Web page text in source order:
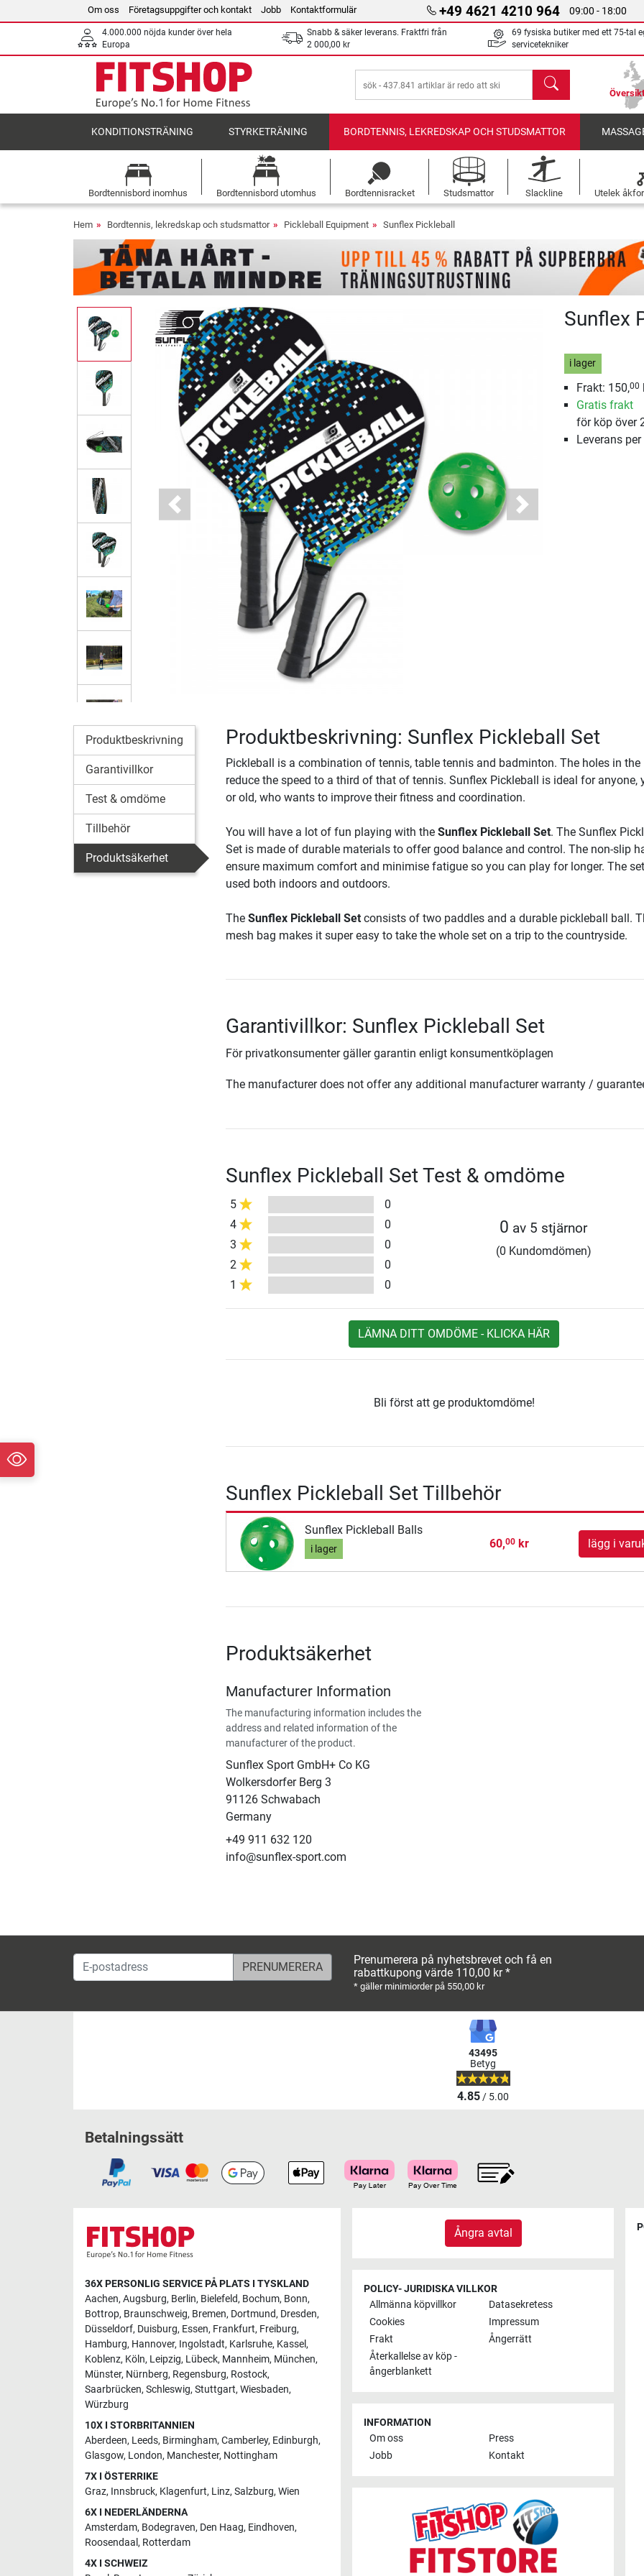
Om oss Företagsuppgifter och kontakt Jobb Kontaktformulär +49 4621 4210 964 09:00 - 18:00
4.000.000 nöjda kunder över hela
Europa
Snabb & säker leverans. Fraktfri från
2 000,00 kr
69 fysiska butiker med ett 75-tal
servicetekniker
sök
KONDITIONSTRÄNING STYRKETRÄNING BORDTENNIS, LEKREDSKAP OCH STUDSMATTOR
Bordtennisbord inomhus Bordtennisbord utomhus Bordtennisracket Studsmattor Slackline Utelek
Hem Bordtennis, lekredskap och studsmattor Pickleball Equipment Sunflex Pickleball
Previous Next
Sunflex
i lager
Frakt: 150,00
Gratis frakt
för köp över
Leverans per
Produktbeskrivning
Garantivillkor
Test & omdöme
Tillbehör
Produktsäkerhet
Produktbeskrivning: Sunflex Pickleball Set
Pickleball is a combination of tennis, table tennis and badminton. The holes in the
reduce the speed to a third of that of tennis. Sunflex Pickleball is ideal for anyone,
or old, who wants to improve their fitness and coordination.
You will have a lot of fun playing with the Sunflex Pickleball Set. The Sunflex
Set is made of durable materials to offer good balance and control. The non-slip
ensure maximum comfort and minimise fatigue so you can play for longer. The
used both indoors and outdoors.
The Sunflex Pickleball Setconsists of two paddles and a durable pickleball ball.
mesh bag makes it super easy to take the whole set on a trip to the countryside.
Garantivillkor: Sunflex Pickleball Set
För privatkonsumenter gäller garantin enligt konsumentköplagen
The manufacturer does not offer any additional manufacturer warranty /
Sunflex Pickleball Set Test & omdöme
5
0
4
0
3
0
2
0
1
0
0 av 5 stjärnor
(0 Kundomdömen)
LÄMNA DITT OMDÖME - KLICKA HÄR
Bli först att ge produktomdöme!
Sunflex Pickleball Set Tillbehör
Sunflex Pickleball Balls
i lager 60,00kr lägg i
Produktsäkerhet
Manufacturer Information
The manufacturing information includes the
address and related information of the
manufacturer of the product.
Sunflex Sport GmbH+ Co KG
Wolkersdorfer Berg 3
91126 Schwabach
Germany
+49 911 632 120
info@sunflex-sport.com
E-postadress
Prenumerera på nyhetsbrevet och få en
rabattkupong värde 110,00 kr *
* gäller minimiorder på 550,00 kr
43495
Betyg
4.85/ 5.00
Betalningssätt
36X PERSONLIG SERVICE PÅ PLATS I TYSKLAND
Aachen, Augsburg, Berlin, Bielefeld, Bochum, Bonn,
Bottrop, Braunschweig, Bremen, Dortmund, Dresden,
Düsseldorf, Duisburg, Essen, Frankfurt, Freiburg,
Hamburg, Hannover, Ingolstadt, Karlsruhe, Kassel,
Koblenz, Köln, Leipzig, Lübeck, Mannheim, München,
Münster, Nürnberg, Regensburg, Rostock,
Saarbrücken, Schleswig, Stuttgart, Wiesbaden,
Würzburg
10X I STORBRITANNIEN
Aberdeen, Leeds, Birmingham, Camberley, Edinburgh,
Glasgow, London, Manchester, Nottingham
7X I ÖSTERRIKE
Graz, Innsbruck, Klagenfurt, Linz, Salzburg, Wien
6X I NEDERLÄNDERNA
Amsterdam, Bodegraven, Den Haag, Eindhoven,
Roosendaal , Rotterdam
4X I SCHWEIZ
Ångra avtal
POLICY- JURIDISKA VILLKOR
Allmänna köpvillkor
Datasekretess
Cookies
Impressum
Frakt
Ångerrätt
Återkallelse av köp -
ångerblankett
INFORMATION
Om oss
Press
Jobb
Kontakt